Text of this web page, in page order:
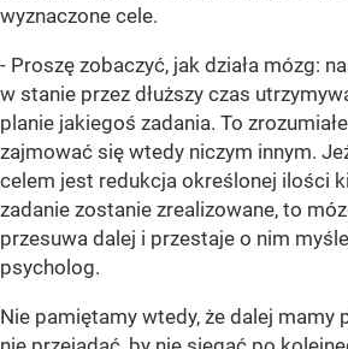
wyznaczone cele.
- Proszę zobaczyć, jak działa mózg:
w stanie przez dłuższy czas
planie jakiegoś zadania. To
zajmować się wtedy niczym innym.
celem jest redukcja określonej ilości
zadanie zostanie zrealizowane, to
przesuwa dalej i przestaje o nim
psycholog.
Nie pamiętamy wtedy, że dalej mamy